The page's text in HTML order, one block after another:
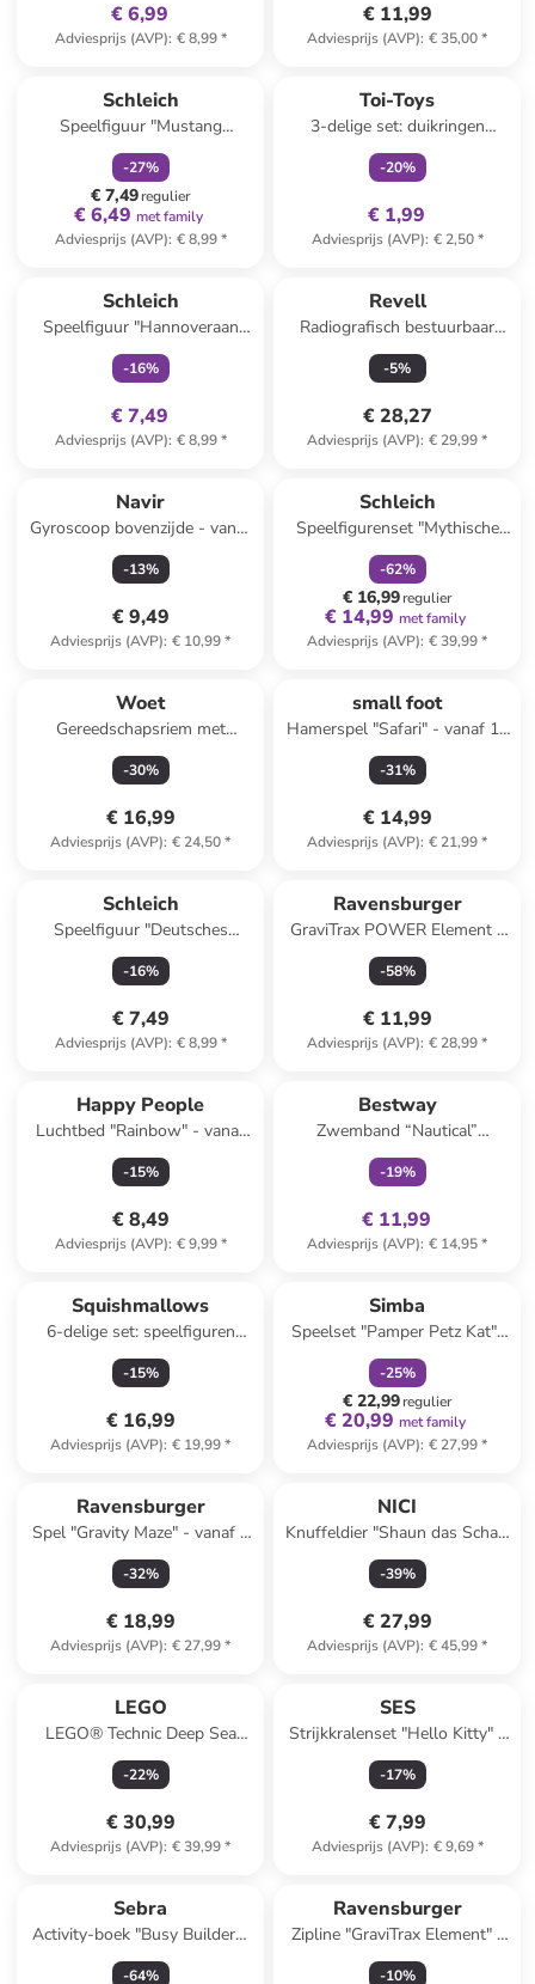
€ 6,99
Adviesprijs (AVP): € 8,99*
€ 11,99
Adviesprijs (AVP): € 35,00*
Schleich
Speelfiguur "Mustang
Hengst" - vanaf 3 jaar
-27%
€ 7,49regulier
€ 6,49 met family
Adviesprijs (AVP): € 8,99*
Toi-Toys
3-delige set: duikringen
"Splash" - vanaf 3 jaar
-20%
€ 1,99
Adviesprijs (AVP): € 2,50*
Schleich
Speelfiguur "Hannoveraan
Merrie" - vanaf 5 jaar
-16%
€ 7,49
Adviesprijs (AVP): € 8,99*
Revell
Radiografisch bestuurbaar
speelgoed "Catch-E" - vanaf 6
jaar
-5%
€ 28,27
Adviesprijs (AVP): € 29,99*
Navir
Gyroscoop bovenzijde - vanaf
6 jaar
-13%
€ 9,49
Adviesprijs (AVP): € 10,99*
Schleich
Speelfigurenset "Mythische
Bibliotheek" - vanaf 5 jaar
-62%
€ 16,99regulier
€ 14,99 met family
Adviesprijs (AVP): € 39,99*
Woet
Gereedschapsriem met
accessoires - vanaf 3 jaar
-30%
€ 16,99
Adviesprijs (AVP): € 24,50*
small foot
Hamerspel "Safari" - vanaf 12
maanden
-31%
€ 14,99
Adviesprijs (AVP): € 21,99*
Schleich
Speelfiguur "Deutsches
Reitpony Wallach" - vanaf 5
jaar
-16%
€ 7,49
Adviesprijs (AVP): € 8,99*
Ravensburger
GraviTrax POWER Element -
vanaf 8 jaar
-58%
€ 11,99
Adviesprijs (AVP): € 28,99*
Happy People
Luchtbed "Rainbow" - vanaf
14 jaar
-15%
€ 8,49
Adviesprijs (AVP): € 9,99*
Bestway
Zwemband “Nautical”
rood/blauw
(verrassingsproduct)
-19%
€ 11,99
Adviesprijs (AVP): € 14,95*
Squishmallows
6-delige set: speelfiguren
"Cuddle Crew" - vanaf 8 jaar
-15%
€ 16,99
Adviesprijs (AVP): € 19,99*
Simba
Speelset "Pamper Petz Kat"-
Vanaf 3 jaar
-25%
€ 22,99regulier
€ 20,99 met family
Adviesprijs (AVP): € 27,99*
Ravensburger
Spel "Gravity Maze" - vanaf 8
jaar
-32%
€ 18,99
Adviesprijs (AVP): € 27,99*
NICI
Knuffeldier "Shaun das Schaf"
- vanaf de geboorte
-39%
€ 27,99
Adviesprijs (AVP): € 45,99*
LEGO
LEGO® Technic Deep Sea
Explorer Submarine - vanaf 9
jaar
-22%
€ 30,99
Adviesprijs (AVP): € 39,99*
SES
Strijkkralenset "Hello Kitty" -
vanaf 5 jaar
-17%
€ 7,99
Adviesprijs (AVP): € 9,69*
Sebra
Activity-boek "Busy Builders"
- vanaf de geboorte
-64%
Ravensburger
Zipline "GraviTrax Element" -
vanaf 8 jaar
-10%